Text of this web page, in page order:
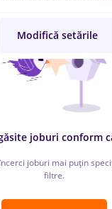
joburi conform
joburi mai puțin
filtre.
Modifică setările